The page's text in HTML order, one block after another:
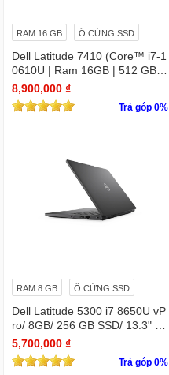
RAM 16 GB Ổ CỨNG SSD
Dell Latitude 7410 (Core™ i7-1
0610U | Ram 16GB | 512 GB S
SD | 14.0inch FHD) 2 in 1 cảm
ứng
8,900,000 ₫
Trả góp 0%
RAM 8 GB Ổ CỨNG SSD
Dell Latitude 5300 i7 8650U vP
ro/ 8GB/ 256 GB SSD/ 13.3" /
Win 10 Pro
5,700,000 ₫
Trả góp 0%